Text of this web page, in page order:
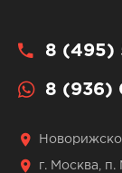
8 (495)
8 (936)
г. Москва, п.